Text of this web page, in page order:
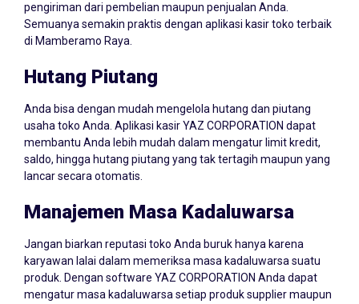
pengiriman dari pembelian maupun penjualan Anda.
Semuanya semakin praktis dengan aplikasi kasir toko terbaik
di Mamberamo Raya.
Hutang Piutang
Anda bisa dengan mudah mengelola hutang dan piutang
usaha toko Anda. Aplikasi kasir YAZ CORPORATION dapat
membantu Anda lebih mudah dalam mengatur limit kredit,
saldo, hingga hutang piutang yang tak tertagih maupun yang
lancar secara otomatis.
Manajemen Masa Kadaluwarsa
Jangan biarkan reputasi toko Anda buruk hanya karena
karyawan lalai dalam memeriksa masa kadaluwarsa suatu
produk. Dengan software YAZ CORPORATION Anda dapat
mengatur masa kadaluwarsa setiap produk supplier maupun